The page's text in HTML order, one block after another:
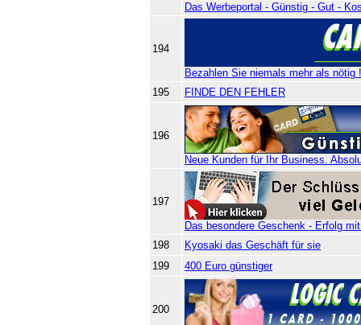
Das Werbeportal - Günstig - Gut -
194
Bezahlen Sie niemals mehr als nötig !
195
FINDE DEN FEHLER
196
Neue Kunden für Ihr Business.
197
Das besondere Geschenk - Erfolg
198
Kyosaki das Geschäft für sie
199
400 Euro günstiger
200